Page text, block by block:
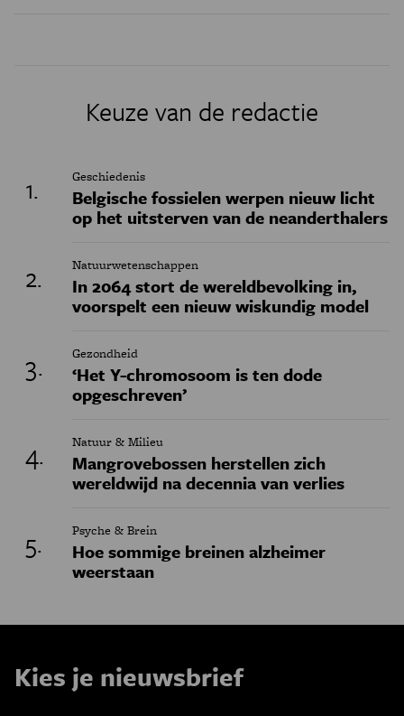
Keuze van de redactie
Geschiedenis
Belgische fossielen werpen nieuw licht
op het uitsterven van de neanderthalers
Natuurwetenschappen
In 2064 stort de wereldbevolking in,
voorspelt een nieuw wiskundig model
Gezondheid
‘Het Y-chromosoom is ten dode
opgeschreven’
Natuur & Milieu
Mangrovebossen herstellen zich
wereldwijd na decennia van verlies
Psyche & Brein
Hoe sommige breinen alzheimer
weerstaan
Kies je nieuwsbrief